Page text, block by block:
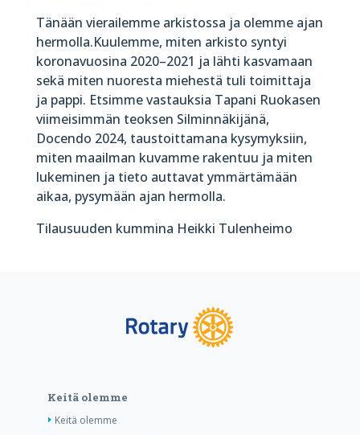
Tänään vierailemme arkistossa ja olemme ajan
hermolla.Kuulemme, miten arkisto syntyi
koronavuosina 2020–2021 ja lähti kasvamaan
sekä miten nuoresta miehestä tuli toimittaja
ja pappi. Etsimme vastauksia Tapani Ruokasen
viimeisimmän teoksen Silminnäkijänä,
Docendo 2024, taustoittamana kysymyksiin,
miten maailman kuvamme rakentuu ja miten
lukeminen ja tieto auttavat ymmärtämään
aikaa, pysymään ajan hermolla.
Tilausuuden kummina Heikki Tulenheimo
Keitä olemme
Keitä olemme